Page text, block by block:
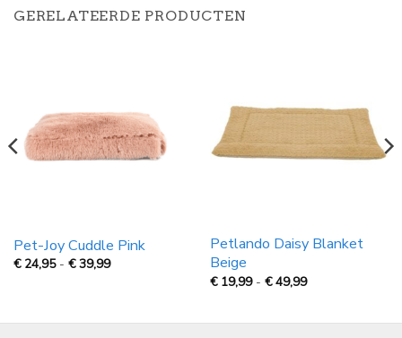
GERELATEERDE PRODUCTEN
Pet-Joy Cuddle Pink
€ 24,95 - €39,99Prijsklasse:
39,99
Petlando Daisy Blanket
Beige
€ 19,99 - €49,99Prijsklasse:
€